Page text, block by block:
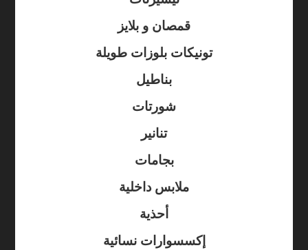
قمصان و بلايز
تونيكات بلوزات طويلة
بناطيل
شورتات
تنانير
بجامات
ملابس داخلية
أحذية
إكسسوارات نسائية